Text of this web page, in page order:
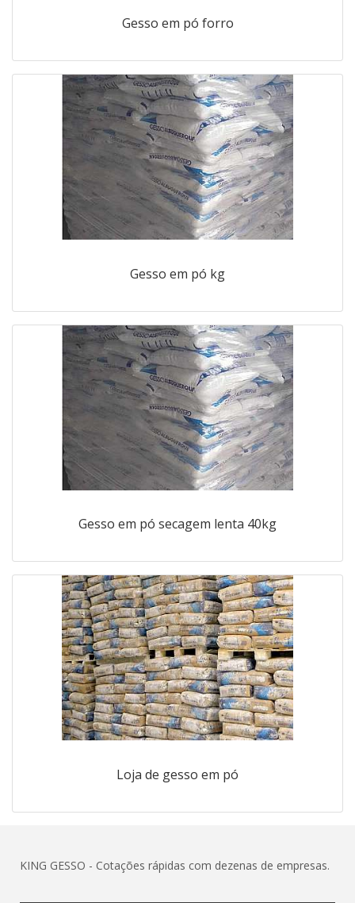
Gesso em pó forro
Gesso em pó kg
Gesso em pó secagem lenta 40kg
Loja de gesso em pó
KING GESSO - Cotações rápidas com dezenas de empresas.